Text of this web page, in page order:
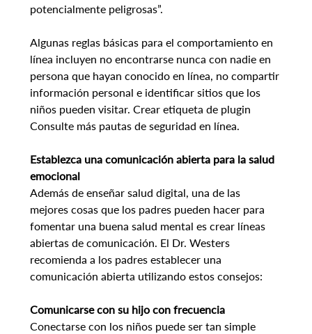
potencialmente peligrosas”.
Algunas reglas básicas para el comportamiento en
línea incluyen no encontrarse nunca con nadie en
persona que hayan conocido en línea, no compartir
información personal e identificar sitios que los
niños pueden visitar. Crear etiqueta de plugin
Consulte más pautas de seguridad en línea.
Establezca una comunicación abierta para la salud
emocional
Además de enseñar salud digital, una de las
mejores cosas que los padres pueden hacer para
fomentar una buena salud mental es crear líneas
abiertas de comunicación. El Dr. Westers
recomienda a los padres establecer una
comunicación abierta utilizando estos consejos:
Comunicarse con su hijo con frecuencia
Conectarse con los niños puede ser tan simple